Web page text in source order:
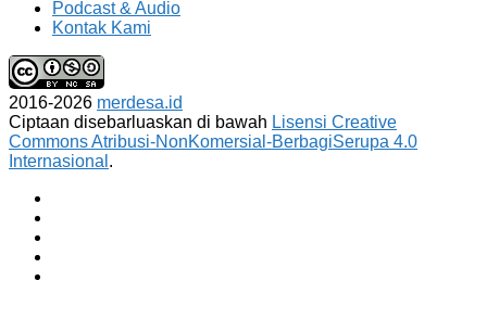
Podcast & Audio
Kontak Kami
2016-2026 merdesa.id
Ciptaan disebarluaskan di bawah Lisensi Creative
Commons Atribusi-NonKomersial-BerbagiSerupa 4.0
Internasional .